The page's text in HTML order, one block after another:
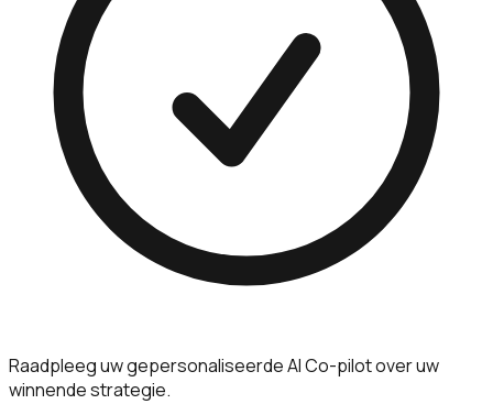
Raadpleeg uw gepersonaliseerde AI Co-pilot over uw
winnende strategie.